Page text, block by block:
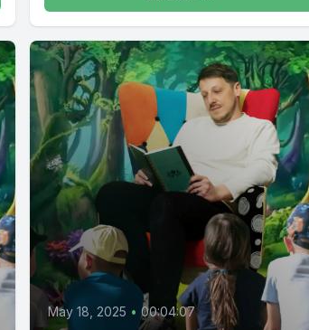
May 18, 2025 • 00:04:07